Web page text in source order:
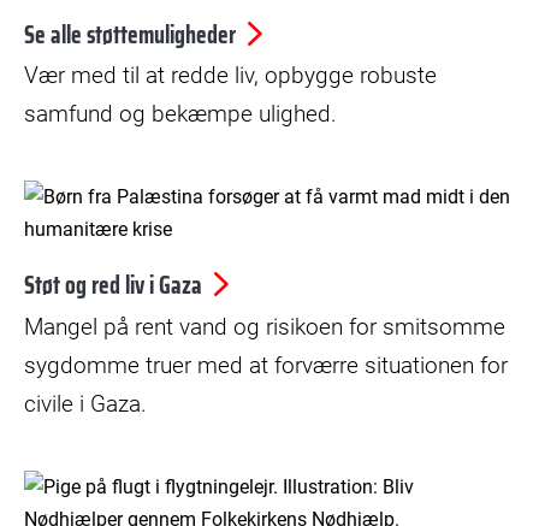
Se alle støttemuligheder
Vær med til at redde liv, opbygge robuste
samfund og bekæmpe ulighed.
Støt og red liv i Gaza
Mangel på rent vand og risikoen for smitsomme
sygdomme truer med at forværre situationen for
civile i Gaza.